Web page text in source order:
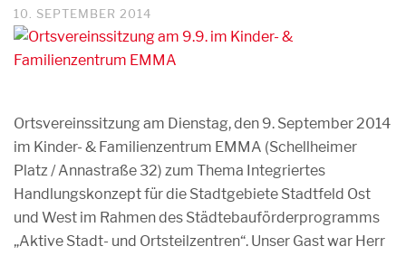
10. SEPTEMBER 2014
Ortsvereinssitzung am Dienstag, den 9. September 2014
im Kinder- & Familienzentrum EMMA (Schellheimer
Platz / Annastraße 32) zum Thema Integriertes
Handlungskonzept für die Stadtgebiete Stadtfeld Ost
und West im Rahmen des Städtebauförderprogramms
„Aktive Stadt- und Ortsteilzentren“. Unser Gast war Herr